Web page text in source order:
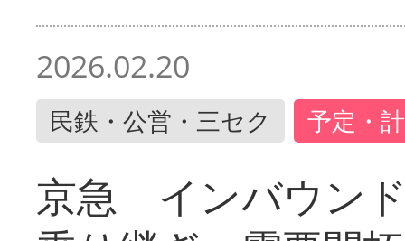
2026.02.20
民鉄・公営・三セク 予定・
京急 インバウン